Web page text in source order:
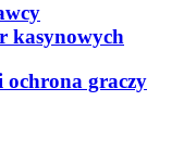
kasynowych
ochrona graczy